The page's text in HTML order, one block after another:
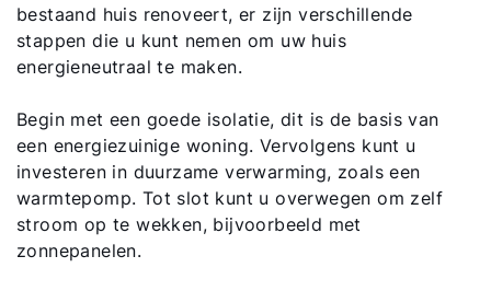
bestaand huis renoveert, er zijn verschillende
stappen die u kunt nemen om uw huis
energieneutraal te maken.
Begin met een goede isolatie, dit is de basis van
een energiezuinige woning. Vervolgens kunt u
investeren in duurzame verwarming, zoals een
warmtepomp. Tot slot kunt u overwegen om zelf
stroom op te wekken, bijvoorbeeld met
zonnepanelen.